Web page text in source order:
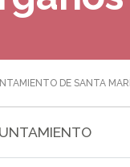
DE SANTA